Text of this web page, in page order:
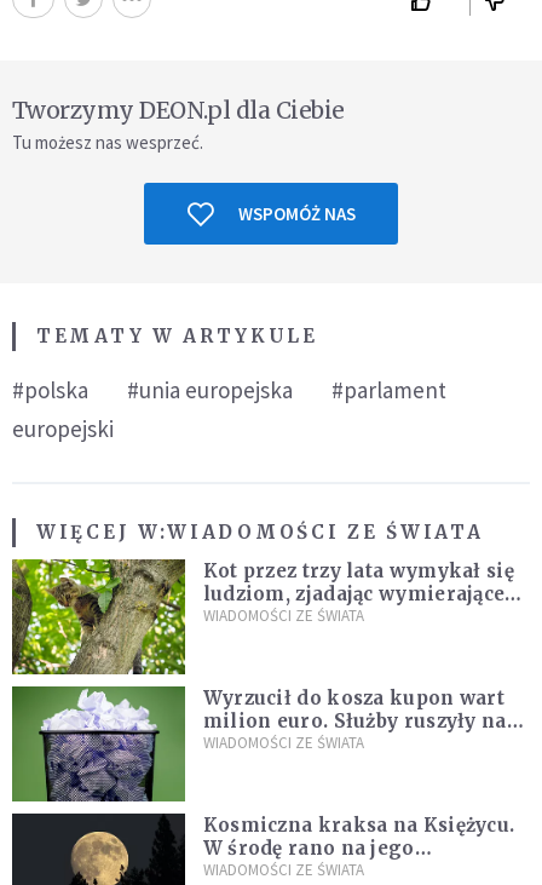
Tworzymy DEON.pl dla Ciebie
Tu możesz nas wesprzeć.
WSPOMÓŻ NAS
TEMATY W ARTYKULE
#polska #unia europejska
#parlament
europejski
WIĘCEJ W:WIADOMOŚCI ZE ŚWIATA
Kot przez trzy lata wymykał się
ludziom, zjadając wymierające
kaczki. W końcu popełnił
WIADOMOŚCI ZE ŚWIATA
Wyrzucił do kosza kupon wart
milion euro. Służby ruszyły na
poszukiwania
WIADOMOŚCI ZE ŚWIATA
Kosmiczna kraksa na Księżycu.
W środę rano na jego
powierzchni dojdzie do
WIADOMOŚCI ZE ŚWIATA